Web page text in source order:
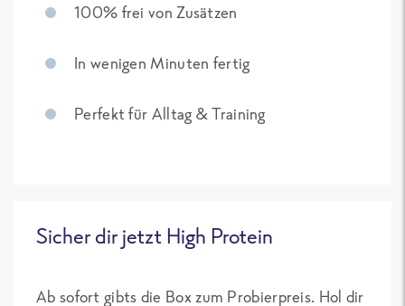
100% frei von Zusätzen
In wenigen Minuten fertig
Perfekt für Alltag & Training
Sicher dir jetzt High Protein
Ab sofort gibts die Box zum Probierpreis. Hol dir